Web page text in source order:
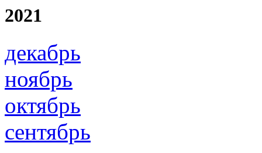
2021
декабрь
ноябрь
октябрь
сентябрь